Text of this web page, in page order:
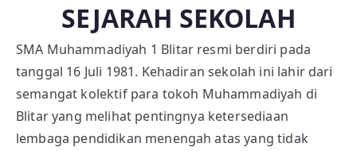
SEJARAH SEKOLAH
SMA Muhammadiyah 1 Blitar resmi berdiri pada
tanggal 16 Juli 1981. Kehadiran sekolah ini lahir dari
semangat kolektif para tokoh Muhammadiyah di
Blitar yang melihat pentingnya ketersediaan
lembaga pendidikan menengah atas yang tidak